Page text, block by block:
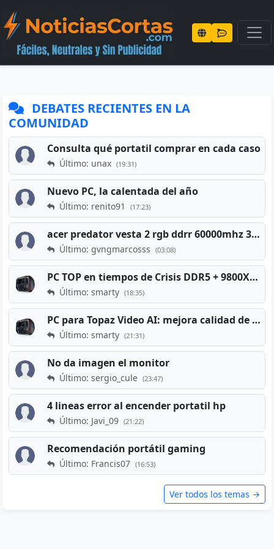
DEBATES RECIENTES EN LA
COMUNIDAD
Consulta qué portatil comprar en cada caso
Último: unax (19:31)
Nuevo PC, la calentada del año
Último: renito91 (17:23)
acer predator vesta 2 rgb ddrr 60000mhz 32gb x2 16gb
Último: gvngmarcosss (03:08)
PC TOP en tiempos de Crisis DDR5 + 9800X3D + RTX 5080 [2026][2400€]
Último: smarty (18:35)
PC para Topaz Video AI: mejora calidad de vídeos viejos
Último: smarty (21:31)
No da imagen el monitor
Último: sergio_cule (23:47)
4 lineas error al encender portatil hp
Último: Javi_09 (21:22)
Recomendación portátil gaming
Último: Francis07 (16:53)
Ver todos los temas →